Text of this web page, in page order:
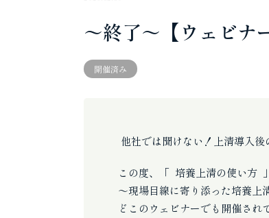
～終了～【ウェビ
開催済み
他社では聞けない！上清導入
この度、「 培養上清の使い方
～現場目線に寄り添った培養上
どこのウェビナーでも開催され